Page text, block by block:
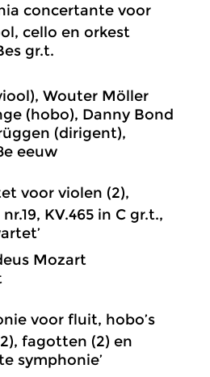
concertante voor
cello en orkest
gr.t.
Wouter Möller
(hobo), Danny Bond
(dirigent),
eeuw
voor violen (2),
KV.465 in C gr.t.,
Mozart
voor fluit, hobo’s
fagotten (2) en
symphonie’